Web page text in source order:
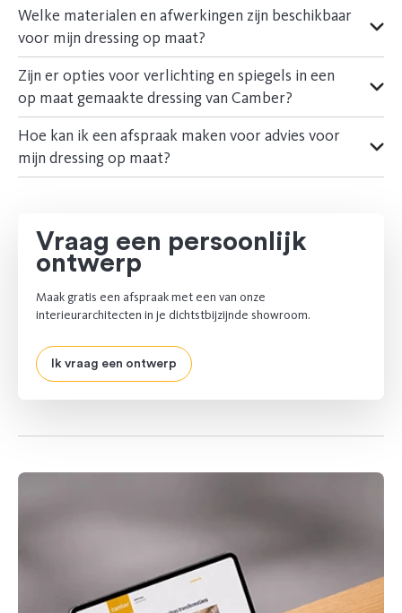
Welke materialen en afwerkingen zijn beschikbaar
voor mijn dressing op maat?
Zijn er opties voor verlichting en spiegels in een
op maat gemaakte dressing van Camber?
Hoe kan ik een afspraak maken voor advies voor
mijn dressing op maat?
Vraag een persoonlijk
ontwerp
Maak gratis een afspraak met een van onze
interieurarchitecten in je dichtstbijzijnde showroom.
Ik vraag een ontwerp